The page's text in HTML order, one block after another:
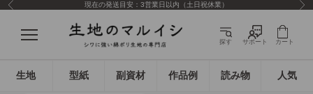
コンテンツへスキップ
前へ 現在の発送目安：3営業日以内（土日祝休業） 次
生地のマルイシ
メニュー
カート
探す サポート
生地 型紙 副資材 作品例 読み物 人気